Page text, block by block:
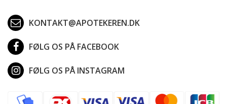
KONTAKT@APOTEKEREN.DK
FØLG OS PÅ FACEBOOK
FØLG OS PÅ INSTAGRAM